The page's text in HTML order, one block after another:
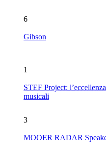
6
Gibson
1
STEF Project:
musicali
3
MOOER